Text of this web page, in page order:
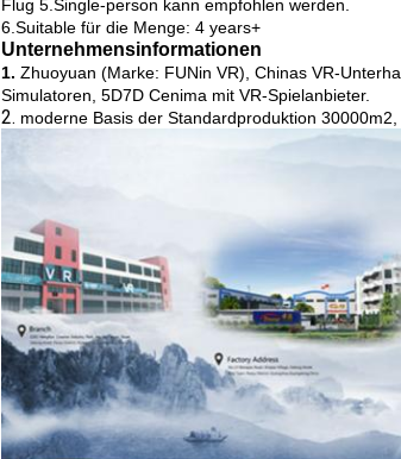
Flug 5.Single-person kann empfohlen werden.
6.Suitable für die Menge: 4 years+
Unternehmensinformationen
1. Zhuoyuan (Marke: FUNin VR), Chinas VR-
Simulatoren, 5D7D Cenima mit VR-Spielanbieter.
2. moderne Basis der Standardproduktion